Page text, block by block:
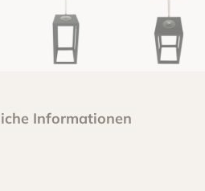
Informationen